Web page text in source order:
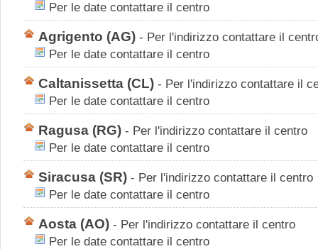
Per le date contattare il centro
Agrigento (AG) - Per l'indirizzo contattare il
Per le date contattare il centro
Caltanissetta (CL) - Per l'indirizzo contattare il
Per le date contattare il centro
Ragusa (RG) - Per l'indirizzo contattare il centro
Per le date contattare il centro
Siracusa (SR) - Per l'indirizzo contattare il centro
Per le date contattare il centro
Aosta (AO) - Per l'indirizzo contattare il centro
Per le date contattare il centro